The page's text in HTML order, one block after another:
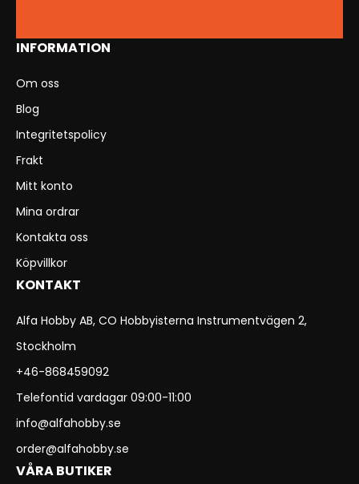
INFORMATION
Om oss
Blog
Integritetspolicy
Frakt
Mitt konto
Mina ordrar
Kontakta oss
Köpvillkor
KONTAKT
Alfa Hobby AB, CO Hobbyisterna Instrumentvägen 2,
Stockholm
+46-868459092
Telefontid vardagar 09:00-11:00
info@alfahobby.se
order@alfahobby.se
VÅRA BUTIKER